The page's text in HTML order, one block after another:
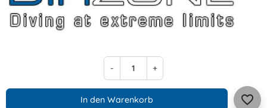
- +
In den Warenkorb favorite_border